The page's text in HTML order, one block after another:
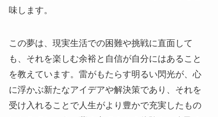
味します。
この夢は、現実生活での困難や挑戦に直面して
も、それを楽しむ余裕と自信が自分にはあること
を教えています。雷がもたらす明るい閃光が、心
に浮かぶ新たなアイデアや解決策であり、それを
受け入れることで人生がより豊かで充実したもの